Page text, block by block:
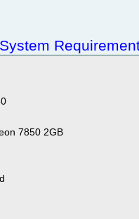
System
7850 2GB